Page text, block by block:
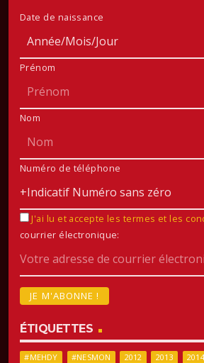
Date de naissance
Prénom
Nom
Numéro de téléphone
J'ai lu et accepte les termes et les
courrier électronique:
ÉTIQUETTES
#MEHDY #NESMON 2012 2013 2014